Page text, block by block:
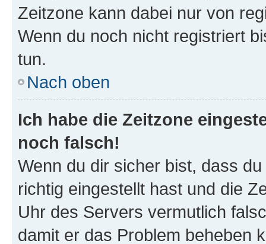
Zeitzone kann dabei nur von
Wenn du noch nicht registriert
tun.
Nach oben
Ich habe die Zeitzone
noch falsch!
Wenn du dir sicher bist, dass
richtig eingestellt hast und die
Uhr des Servers vermutlich
damit er das Problem beheben